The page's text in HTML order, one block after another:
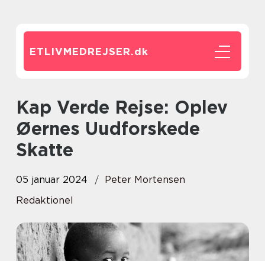
ETLIVMEDREJSER.dk
Kap Verde Rejse: Oplev
Øernes Uudforskede
Skatte
05 januar 2024
Peter Mortensen
Redaktionel